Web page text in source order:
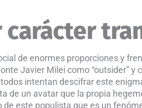
carácter
de enormes proporciones y
Javier Milei como “outsider” y
intentan descifrar este
de un avatar que la propia
de este populista que es un